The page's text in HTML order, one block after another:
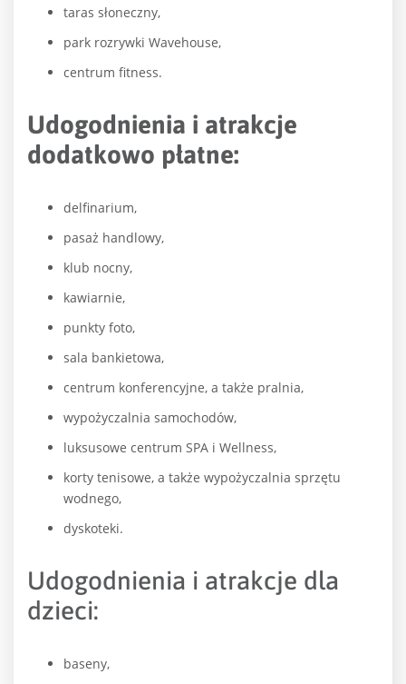
taras słoneczny,
park rozrywki Wavehouse,
centrum fitness.
Udogodnienia i atrakcje
dodatkowo płatne:
delfinarium,
pasaż handlowy,
klub nocny,
kawiarnie,
punkty foto,
sala bankietowa,
centrum konferencyjne, a także pralnia,
wypożyczalnia samochodów,
luksusowe centrum SPA i Wellness,
korty tenisowe, a także wypożyczalnia sprzętu
wodnego,
dyskoteki.
Udogodnienia i atrakcje dla
dzieci:
baseny,